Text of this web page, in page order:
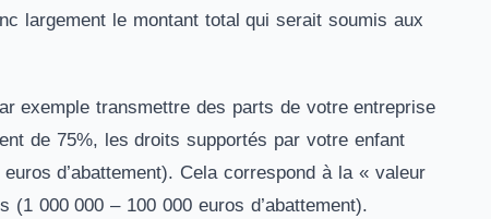
largement le montant total qui serait soumis aux
exemple transmettre des parts de votre entreprise
de 75%, les droits supportés par votre enfant
d’abattement). Cela correspond à la « valeur
000 000 – 100 000 euros d’abattement).